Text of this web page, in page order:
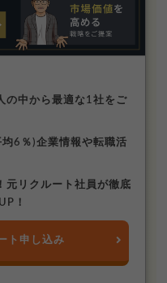
の中から最適な1社をご
6％)企業情報や転職活
元リクルート社員が徹底
！
ト申し込み